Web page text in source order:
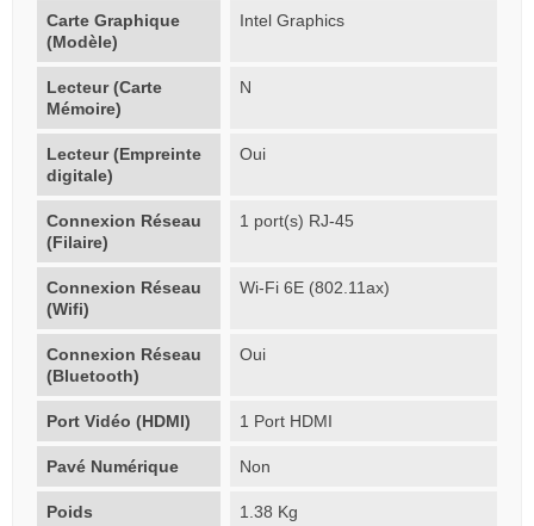
Carte Graphique
(Modèle)
Intel Graphics
Lecteur (Carte
Mémoire)
N
Lecteur (Empreinte
digitale)
Oui
Connexion Réseau
(Filaire)
1 port(s) RJ-45
Connexion Réseau
(Wifi)
Wi-Fi 6E (802.11ax)
Connexion Réseau
(Bluetooth)
Oui
Port Vidéo (HDMI) 1 Port HDMI
Pavé Numérique Non
Poids 1.38 Kg